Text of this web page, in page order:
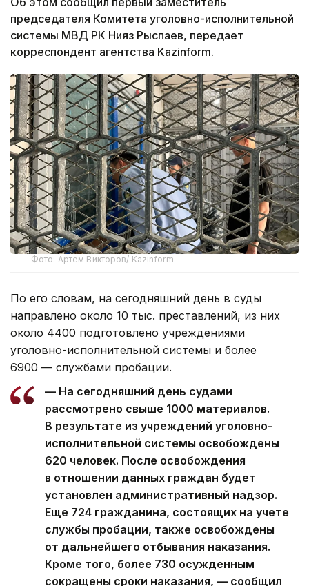
председателя Комитета уголовно-исполнительной
системы МВД РК Нияз Рыспаев, передает
корреспондент агентства Kazinform.
Фото: Артем Викторов/ Kazinform
По его словам, на сегодняшний день в суды
направлено около 10 тыс. преставлений, из них
около 4400 подготовлено учреждениями
уголовно-исполнительной системы и более
6900 — службами пробации.
— На сегодняшний день судами
рассмотрено свыше 1000 материалов.
В результате из учреждений уголовно-
исполнительной системы освобождены
620 человек. После освобождения
в отношении данных граждан будет
установлен административный надзор.
Еще 724 гражданина, состоящих на учете
службы пробации, также освобождены
от дальнейшего отбывания наказания.
Кроме того, более 730 осужденным
сокращены сроки наказания, — сообщил